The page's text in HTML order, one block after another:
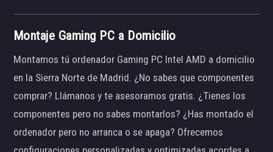
Montaje Gaming PC a Domicilio
Montamos tú ordenador Gaming PC Intel AMD a domicilio
en la Sierra Norte de Madrid. ¿No sabes que componentes
comprar? Llámanos y te asesoramos gratis. ¿Tienes los
componentes pero no sabes montarlos? ¿Has montado el
ordenador pero no arranca o se apaga? Ofrecemos